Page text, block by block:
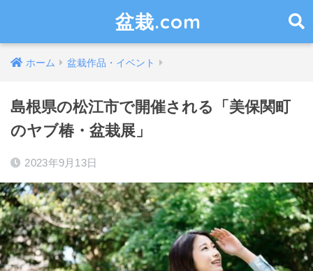
盆栽.com
ホーム 盆栽作品・イベント
島根県の松江市で開催される「美保関町
のヤブ椿・盆栽展」
2023年9月13日